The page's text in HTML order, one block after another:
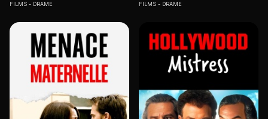
FILMS DRAME FILMS DRAME